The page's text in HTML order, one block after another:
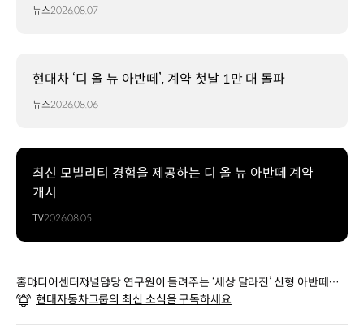
뉴스2026.08.07
현대차 ‘디 올 뉴 아반떼’, 계약 첫날 1만 대 돌파
뉴스2026.08.06
최신 모빌리티 경험을 제공하는 디 올 뉴 아반떼 계약
개시
TV2026.08.05
홈미디어센터저널담당 연구원이 들려주는 ‘세상 달라진’ 신형 아반떼의
매력
현대자동차그룹의 최신 소식을 구독하세요